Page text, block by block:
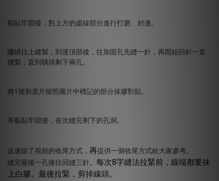
黏貼牢固後，對上方的虛線部分進行打磨、封邊。
繼續往上縫製，到達頂部後，往加固孔先縫一針，再開始回針一直
縫製，直到橫排剩下兩孔。
將1號和底片按照圖片中標記的部分抹膠對貼。
等黏貼牢固後，依次縫完剩下的孔洞。
這邊除了視頻的收尾方式， 再提供一個收尾方式給大家參考。
縫完最後一孔後往回縫三針。 每次8字縫法拉緊前，線端都要抹
上白膠。最後拉緊，剪掉線頭。